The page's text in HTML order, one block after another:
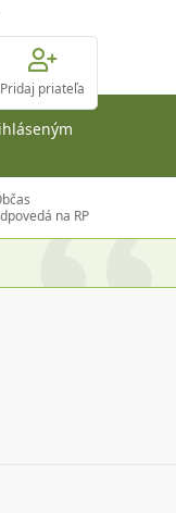
Pridaj priateľa
na RP